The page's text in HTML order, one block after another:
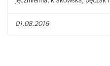
witaminami i minerałami,
01.08.2016